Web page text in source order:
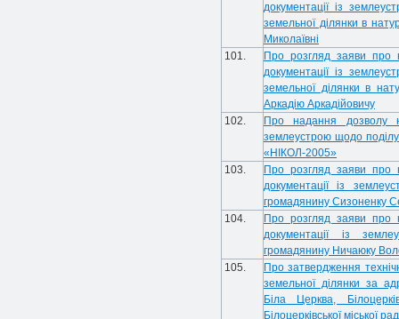
документації із
земельної ділянки в
Миколаївні
101.
Про розгляд заяви про
документації із
земельної ділянки в
Аркадію Аркадійовичу
102.
Про надання дозволу
землеустрою щодо
«НІКОЛ-2005»
103.
Про розгляд заяви про
документації із
громадянину Сизоненку
104.
Про розгляд заяви про
документації із
громадянину Ничаюку
105.
Про затвердження
земельної ділянки за
Біла Церква,
Білоцерківської міської